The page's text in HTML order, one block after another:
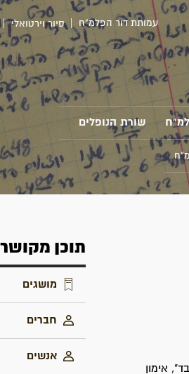
עמותת דור הפלמ"ח סיור וירטואלי
שורת הנופלים
אימון
תוכן מקושר
מושגים
חברים
אנשים